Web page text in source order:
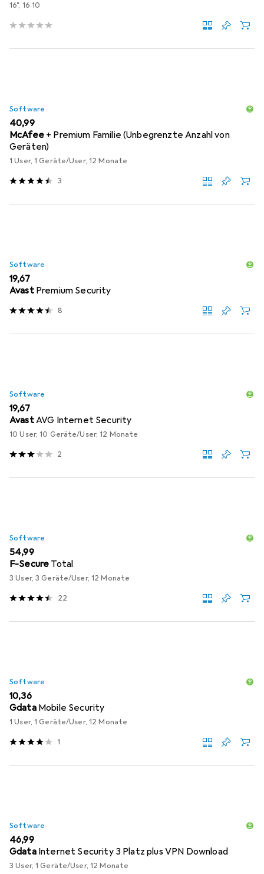
16", 16:10
Software
EUR
40,99
McAfee + Premium Familie (Unbegrenzte Anzahl von
Geräten)
1 User, 1 Geräte/User, 12 Monate
3
Software
EUR
19,67
Avast Premium Security
8
Software
EUR
19,67
AvastAVG Internet Security
10 User, 10 Geräte/User, 12 Monate
2
Software
EUR
54,99
F-Secure Total
3 User, 3 Geräte/User, 12 Monate
22
Software
EUR
10,36
Gdata Mobile Security
1 User, 1 Geräte/User, 12 Monate
1
Software
EUR
46,99
Gdata Internet Security 3 Platz plus VPN Download
3 User, 1 Geräte/User, 12 Monate